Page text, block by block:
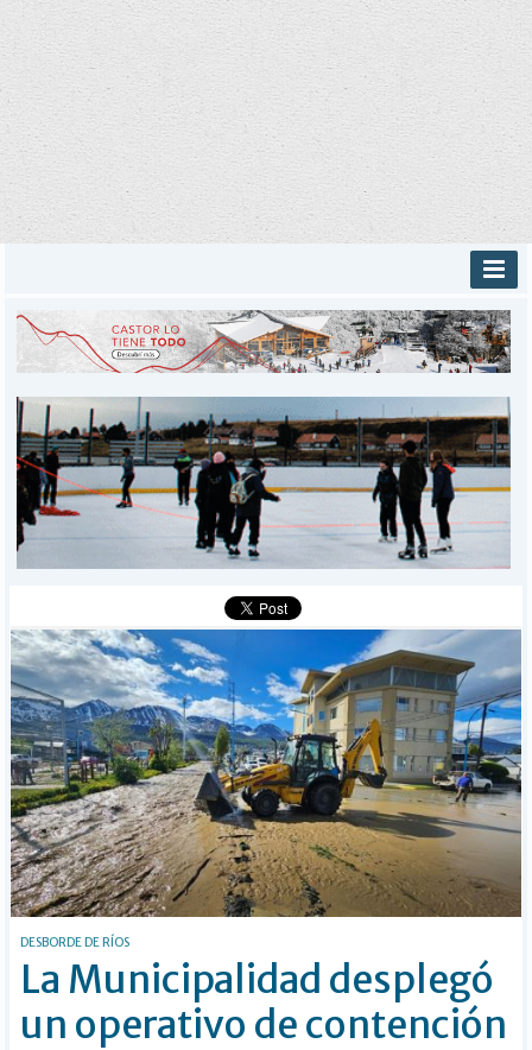
INICIO
PROVINCIALES
DEPORTES
POLICIALES
I-DIARIO
MÁS
BÚSQUEDA
DESBORDE DE RÍOS
La Municipalidad desplegó
un operativo de contención